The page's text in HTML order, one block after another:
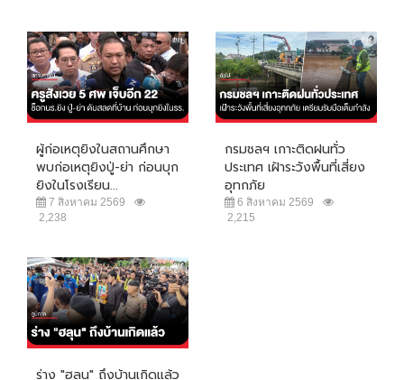
ผู้ก่อเหตุยิงในสถานศึกษา
พบก่อเหตุยิงปู่-ย่า ก่อนบุก
ยิงในโรงเรียน...
7 สิงหาคม 2569
2,238
กรมชลฯ เกาะติดฝนทั่ว
ประเทศ เฝ้าระวังพื้นที่เสี่ยง
อุทกภัย
6 สิงหาคม 2569
2,215
ร่าง "ฮลุน" ถึงบ้านเกิดแล้ว